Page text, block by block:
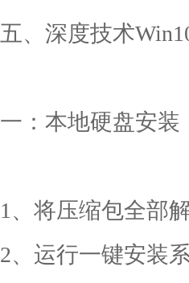
五、深度技术
一：本地硬盘安装
1、将压缩包全部
2、运行一键安装